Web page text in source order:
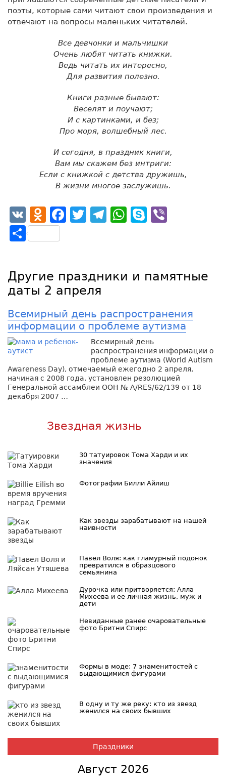
поэты, которые сами читают свои произведения и
отвечают на вопросы маленьких читателей.
Все девчонки и мальчишки
Очень любят читать книжки.
Ведь читать их интересно,
Для развития полезно.
Книги разные бывают:
Веселят и поучают;
И с картинками, и без;
Про моря, волшебный лес.
И сегодня, в праздник книги,
Вам мы скажем без интриги:
Если с книжкой с детства дружишь,
В жизни многое заслужишь.
VK Odnoklassniki
Facebook
Twitter
Telegram
WhatsApp
Skype
Отправить
Другие праздники и памятные
даты 2 апреля
Всемирный день распространения
информации о проблеме аутизма
Всемирный день
распространения информации о
проблеме аутизма (World Autism
Awareness Day), отмечаемый ежегодно 2 апреля,
начиная с 2008 года, установлен резолюцией
Генеральной ассамблеи ООН № A/RES/62/139 от 18
декабря 2007 …
Звездная жизнь
30 татуировок Тома Харди и их
значения
Фотографии Билли Айлиш
Как звезды зарабатывают на нашей
наивности
Павел Воля: как гламурный подонок
превратился в образцового
семьянина
Дурочка или притворяется: Алла
Михеева и ее личная жизнь, муж и
дети
Невиданные ранее очаровательные
фото Бритни Спирс
Формы в моде: 7 знаменитостей с
выдающимися фигурами
В одну и ту же реку: кто из звезд
женился на своих бывших
Праздники
Август 2026